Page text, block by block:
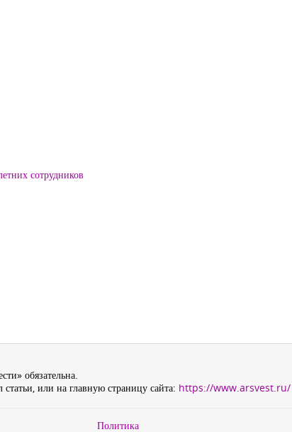
сотрудников
обязательна.
или на главную страницу сайта: https://www.arsvest.ru/
Политика